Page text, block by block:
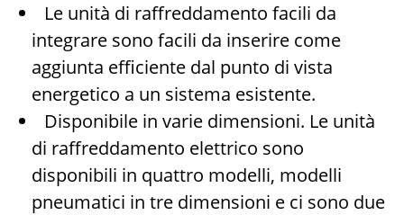
Le unità di raffreddamento facili da
integrare sono facili da inserire come
aggiunta efficiente dal punto di vista
energetico a un sistema esistente.
Disponibile in varie dimensioni. Le unità
di raffreddamento elettrico sono
disponibili in quattro modelli, modelli
pneumatici in tre dimensioni e ci sono due